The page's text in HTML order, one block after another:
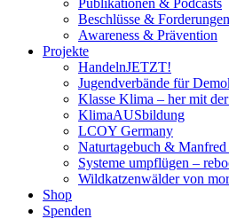
Publikationen & Podcasts
Beschlüsse & Forderungen
Awareness & Prävention
Projekte
HandelnJETZT!
Jugendverbände für
Klasse Klima – her mit
KlimaAUSbildung
LCOY Germany
Naturtagebuch &
Systeme umpflügen –
Wildkatzenwälder von
Shop
Spenden